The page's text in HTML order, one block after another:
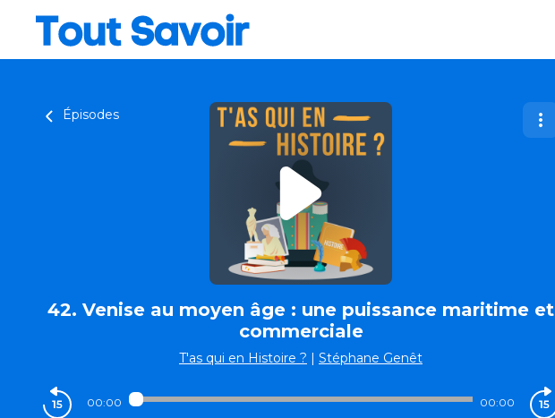
Épisodes
42. Venise au moyen âge : une puissance maritime et
commerciale
T'as qui en Histoire ? | Stéphane Genêt
00:00 00:00